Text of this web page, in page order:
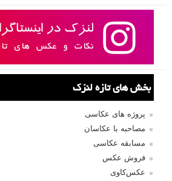
بخش های تازه لنزک
پروژه های عکاسی
مصاحبه با عکاسان
مسابقه عکاسی
فروش عکس
عکس‌کاوی